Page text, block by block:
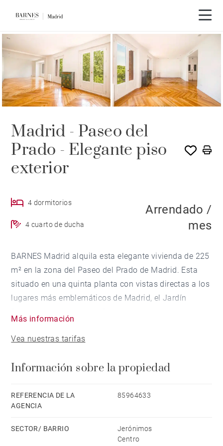
ALQUILADO POR BARNES
Madrid - Paseo del
Prado - Elegante piso
exterior
4 dormitorios
4 cuarto de ducha
Arrendado /
mes
BARNES Madrid alquila esta elegante vivienda de 225
m² en la zona del Paseo del Prado de Madrid. Esta
situado en una quinta planta con vistas directas a los
lugares más emblemáticos de Madrid, el Jardín
Esta lujosa vivienda exterior de estilo clásico, cuenta
una elegante fachada y unos ventanales de suelo a
vivienda de luz natural.
El despacho destaca por sus coloridos suelos de
azulejo, y la cocina, equipada con electrodomésticos
Más información
Vea nuestras tarifas
Información sobre la propiedad
REFERENCIA DE LA
AGENCIA
85964633
SECTOR/ BARRIO
Jerónimos
Centro